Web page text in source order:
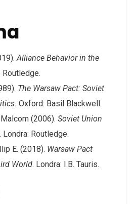
Alliance Behavior in the
Routledge.
The Warsaw Pact: Soviet
Oxford: Basil Blackwell.
(2006). Soviet Union
. Londra: Routledge.
E. (2018). Warsaw Pact
World. Londra: I.B. Tauris.